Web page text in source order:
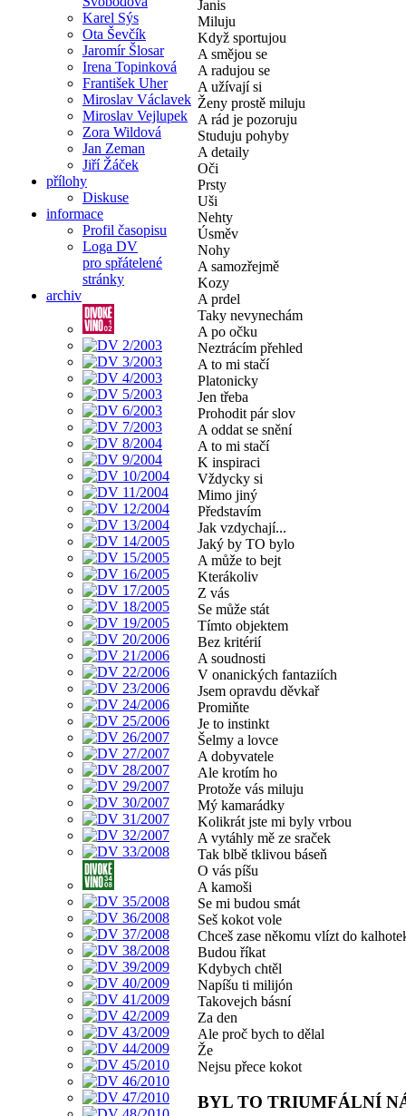
Karel Sýs
Ota Ševčík
Jaromír Šlosar
Irena Topinková
František Uher
Miroslav Václavek
Miroslav Vejlupek
Zora Wildová
Jan Zeman
Jiří Žáček
přílohy
Diskuse
informace
Profil časopisu
Loga DV
pro spřátelené
stránky
archiv
Janis
Miluju
Když sportujou
A smějou se
A radujou se
A užívají si
Ženy prostě miluju
A rád je pozoruju
Studuju pohyby
A detaily
Oči
Prsty
Uši
Nehty
Úsměv
Nohy
A samozřejmě
Kozy
A prdel
Taky nevynechám
A po očku
Neztrácím přehled
A to mi stačí
Platonicky
Jen třeba
Prohodit pár slov
A oddat se snění
A to mi stačí
K inspiraci
Vždycky si
Mimo jiný
Představím
Jak vzdychají...
Jaký by TO bylo
A může to bejt
Kterákoliv
Z vás
Se může stát
Tímto objektem
Bez kritérií
A soudnosti
V onanických fantaziích
Jsem opravdu děvkař
Promiňte
Je to instinkt
Šelmy a lovce
A dobyvatele
Ale krotím ho
Protože vás miluju
Mý kamarádky
Kolikrát jste mi byly vrbou
A vytáhly mě ze sraček
Tak blbě tklivou báseň
O vás píšu
A kamoši
Se mi budou smát
Seš kokot vole
Chceš zase někomu vlízt do
Budou říkat
Kdybych chtěl
Napíšu ti milijón
Takovejch básní
Za den
Ale proč bych to dělal
Že
Nejsu přece kokot
BYL TO TRIUMFÁLNÍ